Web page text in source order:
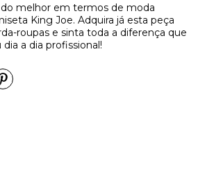
melhor em termos de moda
King Joe. Adquira já esta peça
roupas e sinta toda a diferença que
a dia profissional!